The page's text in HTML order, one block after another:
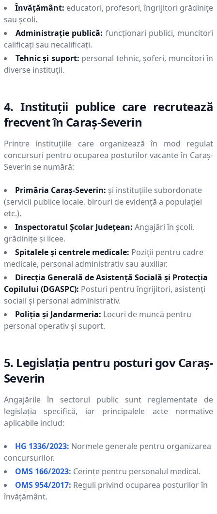
Învățământ: educatori, profesori, îngrijitori grădinițe
sau școli.
Administrație publică: funcționari publici, muncitori
calificați sau necalificați.
Tehnic și suport: personal tehnic, șoferi, muncitori în
diverse instituții.
4. Instituții publice care recrutează
frecvent în Caraş-Severin
Printre instituțiile care organizează în mod regulat
concursuri pentru ocuparea posturilor vacante în Caraş-
Severin se numără:
Primăria Caraş-Severin: și instituțiile subordonate
(servicii publice locale, birouri de evidență a populației
etc.).
Inspectoratul Școlar Județean: Angajări în școli,
grădinițe și licee.
Spitalele și centrele medicale: Poziții pentru cadre
medicale, personal administrativ sau auxiliar.
Direcția Generală de Asistență Socială și Protecția
Copilului (DGASPC): Posturi pentru îngrijitori, asistenți
sociali și personal administrativ.
Poliția și Jandarmeria: Locuri de muncă pentru
personal operativ și suport.
5. Legislația pentru posturi govCaraş-
Severin
Angajările în sectorul public sunt reglementate de
legislația specifică, iar principalele acte normative
aplicabile includ:
HG 1336/2023: Normele generale pentru organizarea
concursurilor.
OMS 166/2023: Cerințe pentru personalul medical.
OMS 954/2017: Reguli privind ocuparea posturilor în
învățământ.